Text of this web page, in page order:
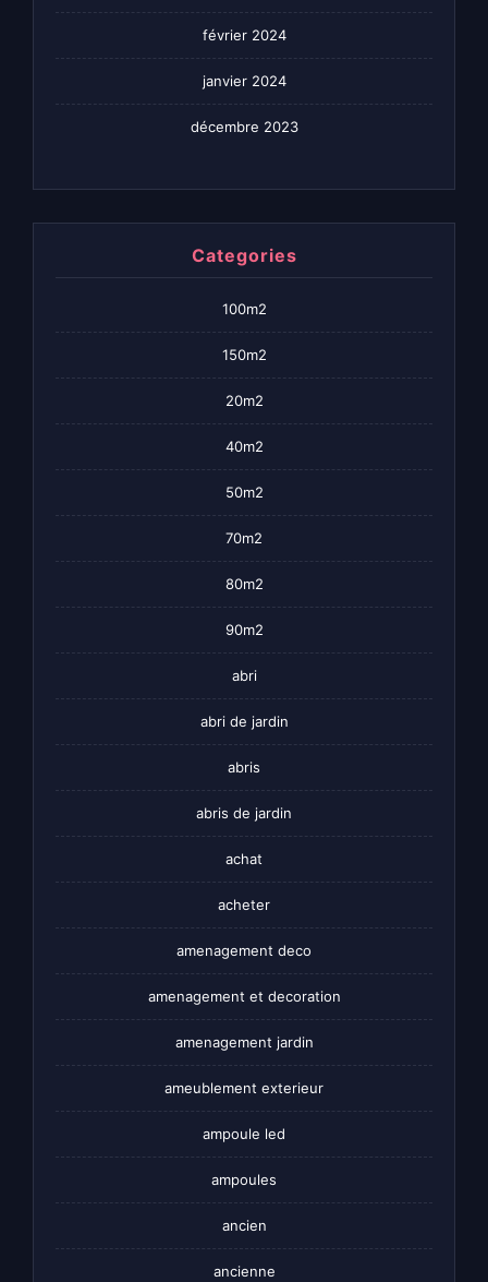
février 2024
janvier 2024
décembre 2023
Categories
100m2
150m2
20m2
40m2
50m2
70m2
80m2
90m2
abri
abri de jardin
abris
abris de jardin
achat
acheter
amenagement deco
amenagement et decoration
amenagement jardin
ameublement exterieur
ampoule led
ampoules
ancien
ancienne